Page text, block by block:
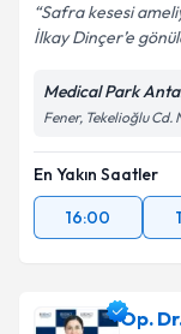
Safra kesesi
İlkay Dinçer’e
Medical Park
Fener, Tekelioğlu
En Yakın Saatler
16:00
Op.